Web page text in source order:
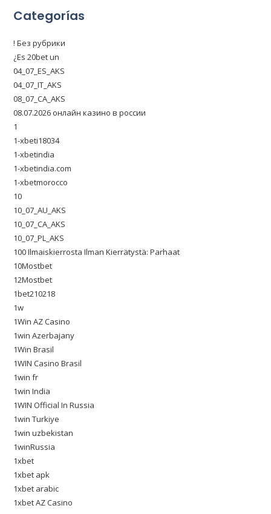
Categorías
! Без рубрики
¿Es 20bet un
04_07_ES_AKS
04_07_IT_AKS
08_07_CA_AKS
08.07.2026 онлайн казино в россии
1
1-xbeti18034
1-xbetindia
1-xbetindia.com
1-xbetmorocco
10
10_07_AU_AKS
10_07_CA_AKS
10_07_PL_AKS
100 Ilmaiskierrosta Ilman Kierrätystä: Parhaat
10Mostbet
12Mostbet
1bet210218
1w
1Win AZ Casino
1win Azerbajany
1Win Brasil
1WIN Casino Brasil
1win fr
1win India
1WIN Official In Russia
1win Turkiye
1win uzbekistan
1winRussia
1xbet
1xbet apk
1xbet arabic
1xbet AZ Casino